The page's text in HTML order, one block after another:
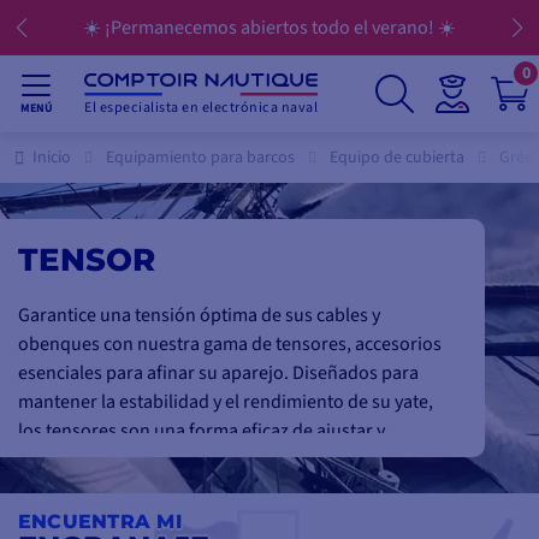
☀️ ¡Permanecemos abiertos todo el verano! ☀️
MENÚ El especialista en electrónica naval
0
Inicio Equipamiento para barcos Equipo de cubierta
TENSOR
Garantice una tensión óptima de sus cables y
obenques con nuestra gama de tensores, accesorios
esenciales para afinar su aparejo. Diseñados para
mantener la estabilidad y el rendimiento de su yate,
los tensores son una forma eficaz de ajustar y
asegurar los cables bajo tensión.
Fabricados en acero inoxidable de alta calidad,
ENCUENTRA MI